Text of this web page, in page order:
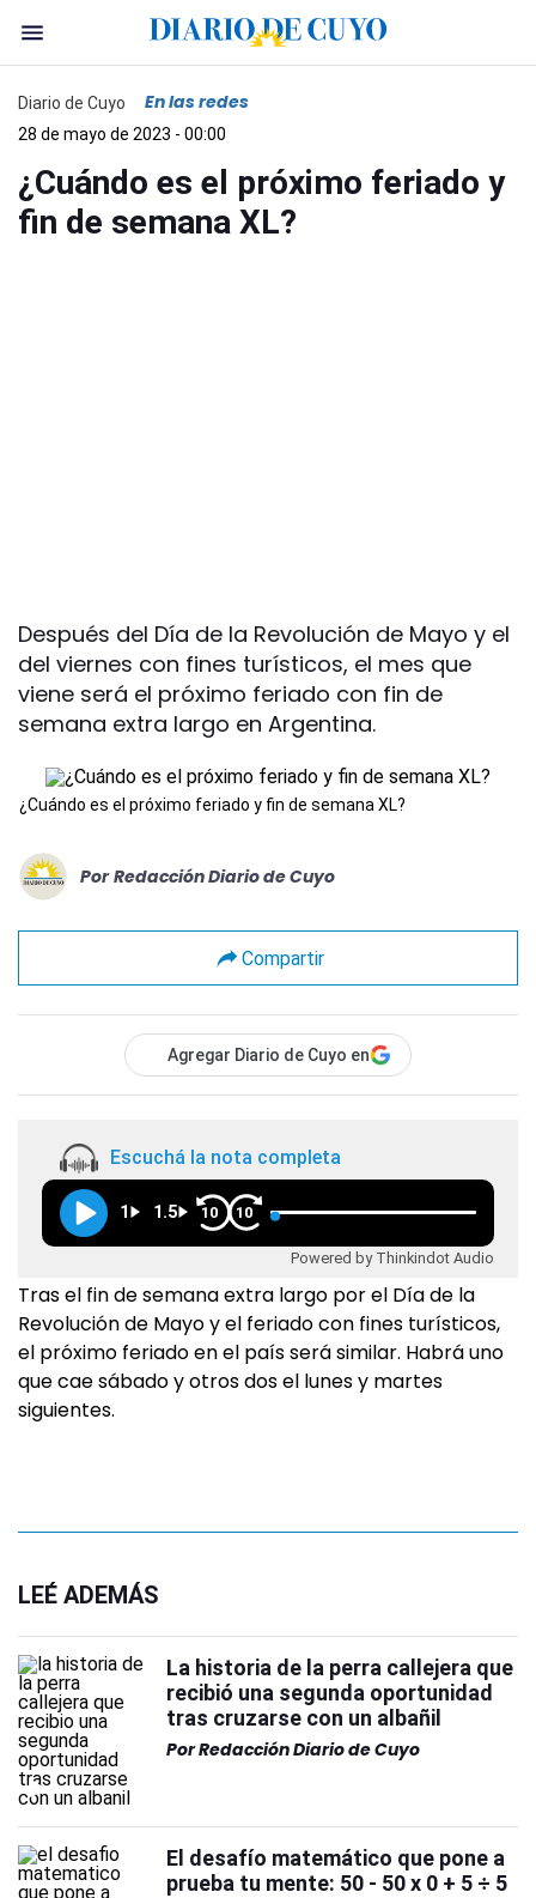
Diario de Cuyo En las redes
28 de mayo de 2023 - 00:00
¿Cuándo es el próximo feriado y
fin de semana XL?
Después del Día de la Revolución de Mayo y el
del viernes con fines turísticos, el mes que
viene será el próximo feriado con fin de
semana extra largo en Argentina.
¿Cuándo es el próximo feriado y fin de semana XL?
Por Redacción Diario de Cuyo
Compartir
Agregar Diario de Cuyo en
Escuchá la nota completa
1 1.5 10 10
Powered by Thinkindot Audio
Tras el fin de semana extra largo por el Día de la
Revolución de Mayo y el feriado con fines turísticos,
el próximo feriado en el país será similar. Habrá uno
que cae sábado y otros dos el lunes y martes
siguientes.
LEÉ ADEMÁS
La historia de la perra callejera que
recibió una segunda oportunidad
tras cruzarse con un albañil
PorRedacción Diario de Cuyo
El desafío matemático que pone a
prueba tu mente: 50 - 50 x 0 + 5 ÷ 5